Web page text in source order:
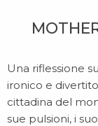
Una riflessione
ironico e
cittadina del
sue pulsioni, i